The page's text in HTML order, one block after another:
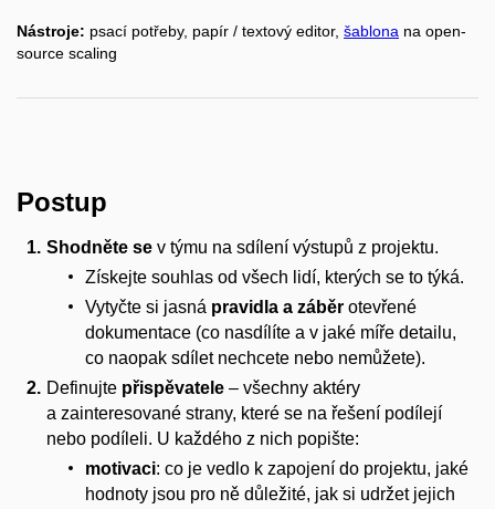
Nástroje: psací potřeby, papír / textový editor, šablona na open-
source scaling
Postup
Shodněte sev týmu na sdílení výstupů z projektu.
Získejte souhlas od všech lidí, kterých se to týká.
Vytyčte si jasná pravidla a záběrotevřené
dokumentace (co nasdílíte a v jaké míře detailu,
co naopak sdílet nechcete nebo nemůžete).
Definujte přispěvatele– všechny aktéry
a zainteresované strany, které se na řešení podílejí
nebo podíleli. U každého z nich popište:
motivaci: co je vedlo k zapojení do projektu, jaké
hodnoty jsou pro ně důležité, jak si udržet jejich